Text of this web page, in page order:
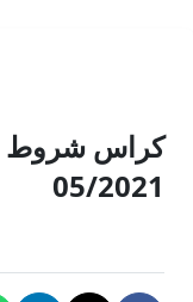
عـروض عدد